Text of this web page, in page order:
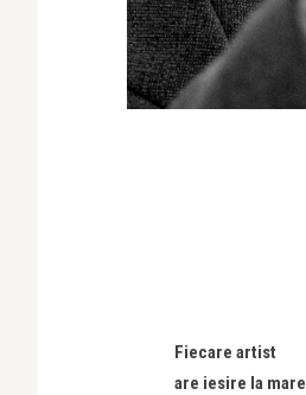
Fiecare artist
are iesire la mare